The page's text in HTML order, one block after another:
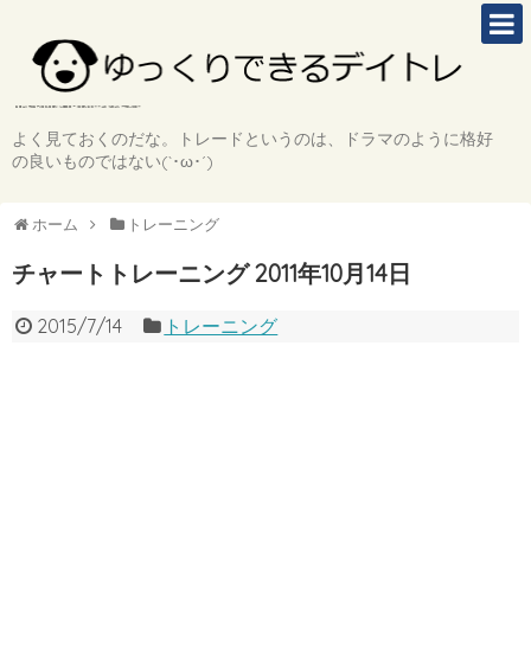
よく見ておくのだな。トレードというのは、ドラマのように格好
の良いものではない(`･ω･´)
ホーム トレーニング
チャートトレーニング 2011年10月14日
2015/7/14 トレーニング